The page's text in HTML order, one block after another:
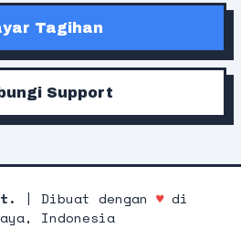
Tagihan
Support
| Dibuat dengan ♥di
Indonesia